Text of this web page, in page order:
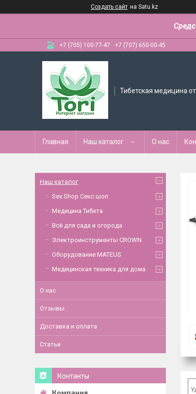
Создать сайт на Satu.kz
+7 (705) 100-77-47 +7 (707) 650-00-45
Тибетская медицина от
Главная Наш каталог О нас
Наш каталог
Sex Shop Секс шоп
Медицина Тибета
Всё для сада и огорода
Электроинструменты CROWN
Оборудование MATEUS
Медицинская техника для дома
О нас
Отзывы
Доставка и оплата
Статьи
Контакты